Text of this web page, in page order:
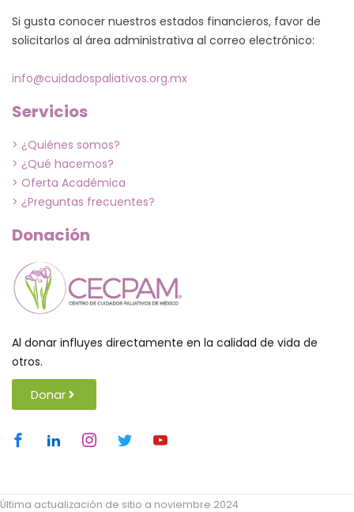
Si gusta conocer nuestros estados financieros, favor de
solicitarlos al área administrativa al correo electrónico:
info@cuidadospaliativos.org.mx
Servicios
> ¿Quiénes somos?
> ¿Qué hacemos?
> Oferta Académica
> ¿Preguntas frecuentes?
Donación
Al donar influyes directamente en la calidad de vida de
otros.
Donar
Última actualización de sitio a noviembre 2024